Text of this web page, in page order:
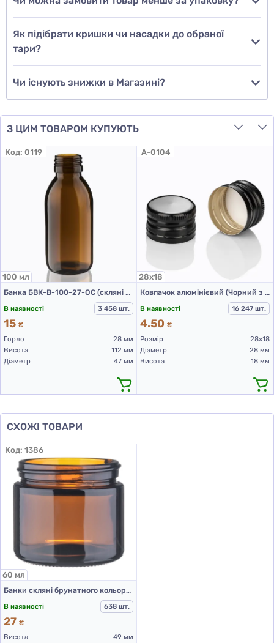
Додати відгук
Як підібрати кришки чи насадки до обраної
тари?
Чи існують знижки в Магазині?
З ЦИМ ТОВАРОМ КУПУЮТЬ
Код: 0119
100 мл
Банка БВК-В-100-27-ОС (скляні флакони 100 мл)
В наявності
3 458 шт.
15 ₴
Горло
28 мм
Висота
112 мм
Діаметр
47 мм
A-0104
28х18
Ковпачок алюмінієвий (Чорний з різьбою 28х18 мм)
В наявності
16 247 шт.
4.50 ₴
Розмір
28х18
Діаметр
28 мм
Висота
18 мм
СХОЖІ ТОВАРИ
Код: 1386
60 мл
Банки скляні брунатного кольору для Л-П 60 мл
В наявності
638 шт.
27 ₴
Висота
49 мм